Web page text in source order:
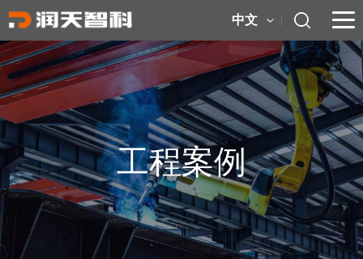
中文
工程案例